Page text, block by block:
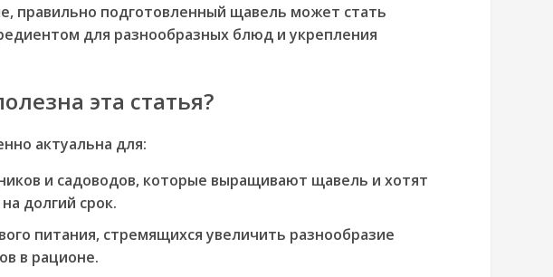
правильно подготовленный щавель может стать
для разнообразных блюд и укрепления
эта статья?
актуальна для:
и садоводов, которые выращивают щавель и хотят
долгий срок.
питания, стремящихся увеличить разнообразие
в рационе.